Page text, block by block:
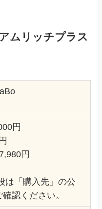
ムリッチプラス
円
円
は「購入先」の公
認ください。